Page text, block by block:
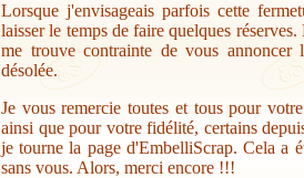
Lorsque j'envisageais parfois cette
laisser le temps de faire quelques
me trouve contrainte de vous annoncer
désolée.
Je vous remercie toutes et tous pour
ainsi que pour votre fidélité, certains
je tourne la page d'EmbelliScrap. Cela a
sans vous. Alors, merci encore !!!